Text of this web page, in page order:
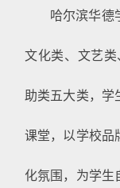
哈尔滨华德
文化类、文艺
助类五大类，学
课堂，以学校品
化氛围，为学生